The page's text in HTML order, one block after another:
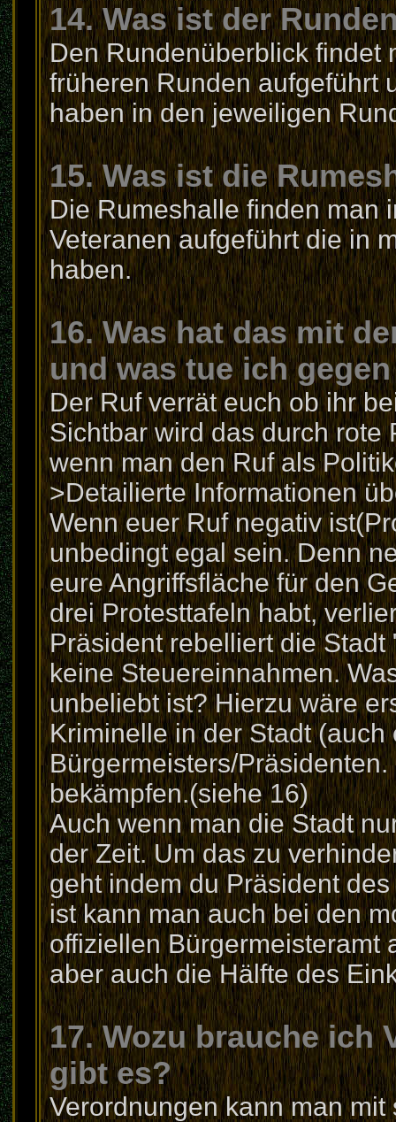
14. Was ist der
Den Rundenüberblick findet
früheren Runden aufgeführt
haben in den jeweiligen
15. Was ist die
Die Rumeshalle finden man
Veteranen aufgeführt die in
haben.
16. Was hat das mit
und was tue ich
Der Ruf verrät euch ob ihr
Sichtbar wird das durch rote
wenn man den Ruf als
>Detailierte Informationen
Wenn euer Ruf negativ
unbedingt egal sein. Denn
eure Angriffsfläche für den
drei Protesttafeln habt,
Präsident rebelliert die
keine Steuereinnahmen.
unbeliebt ist? Hierzu wäre
Kriminelle in der Stadt
Bürgermeisters/
bekämpfen.(siehe 16)
Auch wenn man die Stadt
der Zeit. Um das zu
geht indem du Präsident
ist kann man auch bei den
offiziellen Bürgermeisteramt
aber auch die Hälfte des
17. Wozu brauche ich
gibt es?
Verordnungen kann man